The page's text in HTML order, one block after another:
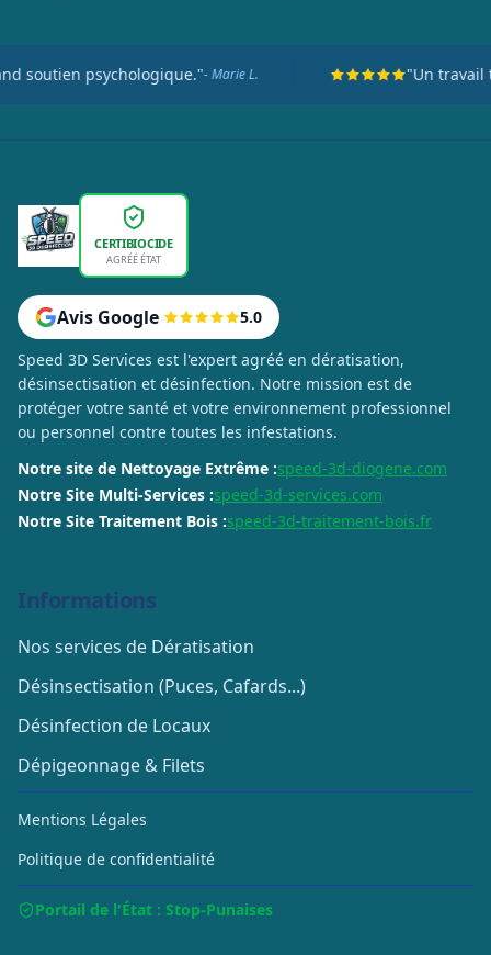
psychologique."- Marie L. "Un travail
CERTIBIOCIDE
AGRÉÉ ÉTAT
Avis Google 5.0
Speed 3D Services est l'expert agréé en dératisation,
désinsectisation et désinfection. Notre mission est de
protéger votre santé et votre environnement professionnel
ou personnel contre toutes les infestations.
Notre site de Nettoyage Extrême :speed-3d-diogene.com
Notre Site Multi-Services :speed-3d-services.com
Notre Site Traitement Bois :speed-3d-traitement-bois.fr
Informations
Nos services de Dératisation
Désinsectisation (Puces, Cafards...)
Désinfection de Locaux
Dépigeonnage & Filets
Mentions Légales
Politique de confidentialité
Portail de l'État : Stop-Punaises